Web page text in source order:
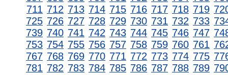
711 712 713 714 715 716 717 718 719
725 726 727 728 729 730 731 732 733
739 740 741 742 743 744 745 746 747
753 754 755 756 757 758 759 760 761
767 768 769 770 771 772 773 774 775
781 782 783 784 785 786 787 788 789